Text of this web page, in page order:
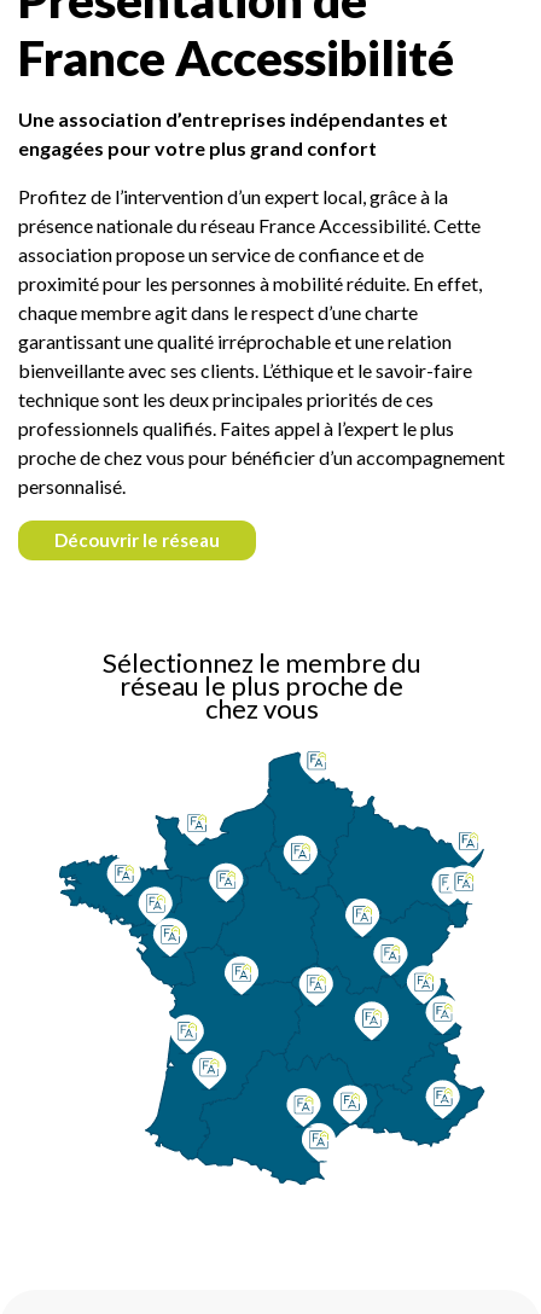
France Accessibilité
Une association d’entreprises indépendantes et
engagées pour votre plus grand confort
Profitez de l’intervention d’un expert local, grâce à la
présence nationale du réseau France Accessibilité. Cette
association propose un service de confiance et de
proximité pour les personnes à mobilité réduite. En effet,
chaque membre agit dans le respect d’une charte
garantissant une qualité irréprochable et une relation
bienveillante avec ses clients. L’éthique et le savoir-faire
technique sont les deux principales priorités de ces
professionnels qualifiés. Faites appel à l’expert le plus
proche de chez vous pour bénéficier d’un accompagnement
personnalisé.
Découvrir le réseau
Sélectionnez le membre du
réseau le plus proche de
chez vous